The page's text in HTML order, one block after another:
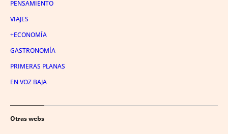
PENSAMIENTO
VIAJES
+ECONOMÍA
GASTRONOMÍA
PRIMERAS PLANAS
EN VOZ BAJA
Otras webs